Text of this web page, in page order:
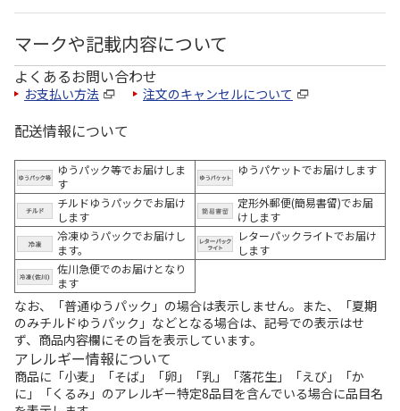
マークや記載内容について
よくあるお問い合わせ
お支払い方法 注文のキャンセルについて
配送情報について
ゆうパック等でお届けしま
す
ゆうパケットでお届けします
チルドゆうパックでお届け
します
定形外郵便(簡易書留)でお届
けします
冷凍ゆうパックでお届けし
ます。
レターパックライトでお届け
します
佐川急便でのお届けとなり
ます
なお、「普通ゆうパック」の場合は表示しません。また、「夏期
のみチルドゆうパック」などとなる場合は、記号での表示はせ
ず、商品内容欄にその旨を表示しています。
アレルギー情報について
商品に「小麦」「そば」「卵」「乳」「落花生」「えび」「か
に」「くるみ」のアレルギー特定8品目を含んでいる場合に品目名